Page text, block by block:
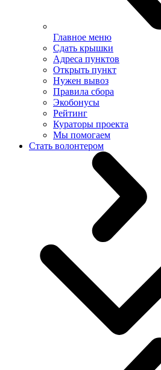
Главное меню
Сдать крышки
Адреса пунктов
Открыть пункт
Нужен вывоз
Правила сбора
Экобонусы
Рейтинг
Кураторы проекта
Мы помогаем
Стать волонтером